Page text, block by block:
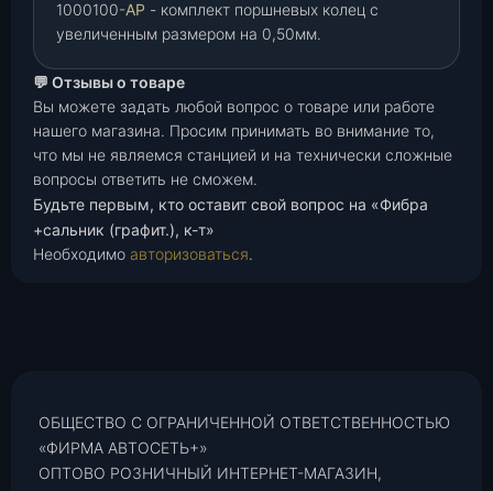
1000100-АР - комплект поршневых колец с
увеличенным размером на 0,50мм.
💬 Отзывы о товаре
Вы можете задать любой вопрос о товаре или работе
нашего магазина. Просим принимать во внимание то,
что мы не являемся станцией и на технически сложные
вопросы ответить не сможем.
Будьте первым, кто оставит свой вопрос на «Фибра
+сальник (графит.), к-т»
Необходимо авторизоваться.
ОБЩЕСТВО С ОГРАНИЧЕННОЙ ОТВЕТСТВЕННОСТЬЮ
«ФИРМА АВТОСЕТЬ+»
ОПТОВО РОЗНИЧНЫЙ ИНТЕРНЕТ-МАГАЗИН,